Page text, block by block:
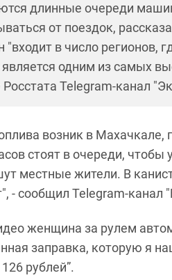
длинные очереди
от поездок,
"входит в число регионов,
является одним из самых
Telegram-канал
возник в Махачкале,
стоят в очереди, чтобы
местные жители. В
- сообщил Telegram-канал
женщина за рулем
заправка, которую я
рублей”.